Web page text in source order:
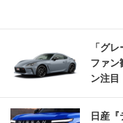
「グ
ファン
ン注目
日産